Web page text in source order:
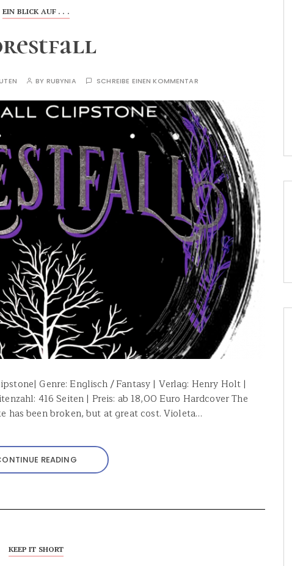
EIN BLICK AUF . . .
BY RUBYNIA SCHREIBE EINEN KOMMENTAR
Genre: Englisch / Fantasy | Verlag: Henry Holt |
416 Seiten | Preis: ab 18,00 Euro Hardcover The
has been broken, but at great cost. Violeta…
READING
KEEP IT SHORT